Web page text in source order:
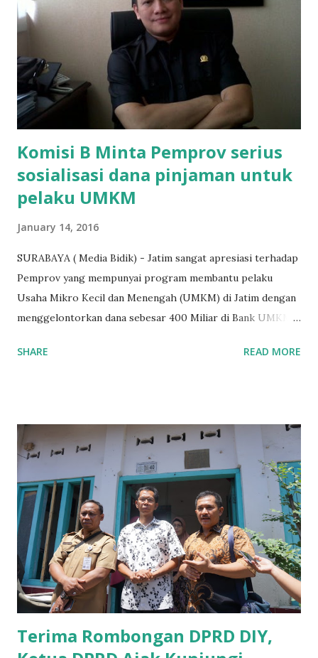
kerja sebagai pembantu rumah tangga. Tolong dibantu mas,
agar uang bisa kembali,"ungkapnya. Perihal adanya
penarikan uang iuran untuk pembangunan gedung sekolah,
dibenarkan oleh Atika Fadhilah siswa kelas XI saat
diwawancarai. "Benar, bilangnya wajib Rp 1,5 juta dan waktu
terakh...
Komisi B Minta Pemprov serius
sosialisasi dana pinjaman untuk
pelaku UMKM
January 14, 2016
SURABAYA ( Media Bidik) - Jatim sangat apresiasi terhadap
Pemprov yang mempunyai program membantu pelaku
Usaha Mikro Kecil dan Menengah (UMKM) di Jatim dengan
menggelontorkan dana sebesar 400 Miliar di Bank UMKM
UMKM di Jatim. Namun Chusainuddin,S.Sos Anggota Komisi
yang sebenarnya ada dana pinjaman lunak untuk mereka. "
Ketika saya menjalankan Reses di Blitar,Kediri dan
Tulungagung , banyak masyarakat sana tak mengetahui ada
dana pinjaman lunak di Bank UMKM untuk para pelaku
UMKM, karena sebenarnya jika Pemprov serius
memberikan sosialisasi sampai ke tingkat desa,maka saya
yakin masyarakat sangat senang sekali," ucap pria yang
akrab dipanggil Gus Udin tersebut. Apalagi menyambut
MEA, seharusnya pelaku UMKM sudah mengerti kalau ada
dana pinjaman unt...
SHARE READ MORE
Terima Rombongan DPRD DIY,